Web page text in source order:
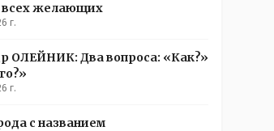
желающих
г.
ОЛЕЙНИК: Два вопроса: «Как?»
г.
с названием